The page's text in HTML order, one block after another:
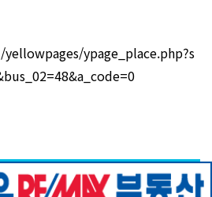
ypage_place.php?s